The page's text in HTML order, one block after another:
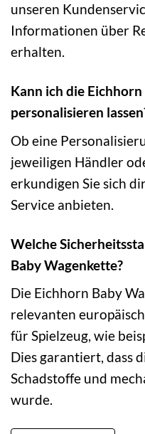
unseren
Informationen über
erhalten.
Kann ich die
personalisieren
Ob eine
jeweiligen Händler
erkundigen Sie sich
Service anbieten.
Welche
Baby Wagenkette?
Die Eichhorn Baby
relevanten
für Spielzeug, wie
Dies garantiert, dass
Schadstoffe und
wurde.